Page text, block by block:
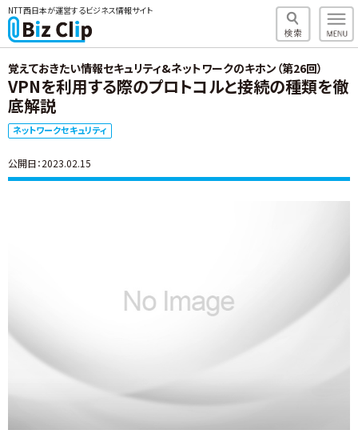
NTT西日本が運営するビジネス情報サイト
覚えておきたい情報セキュリティ&ネットワークのキホン（第26回）
VPNを利用する際のプロトコルと接続の種類を徹
底解説
ネットワークセキュリティ
公開日：2023.02.15